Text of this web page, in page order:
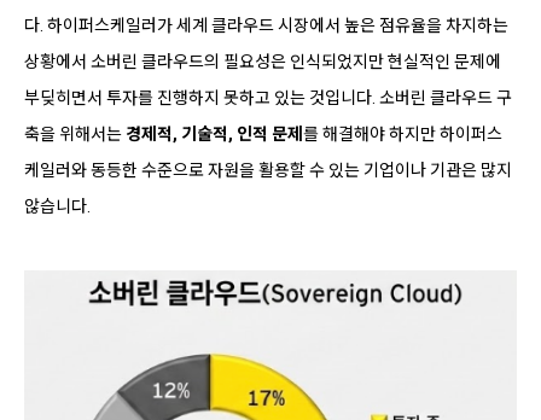
다. 하이퍼스케일러가 세계 클라우드 시장에서 높은 점유율을 차지하는
상황에서 소버린 클라우드의 필요성은 인식되었지만 현실적인 문제에
부딪히면서 투자를 진행하지 못하고 있는 것입니다. 소버린 클라우드 구
축을 위해서는 경제적, 기술적, 인적 문제 를 해결해야 하지만 하이퍼스
케일러와 동등한 수준으로 자원을 활용할 수 있는 기업이나 기관은 많지
않습니다.